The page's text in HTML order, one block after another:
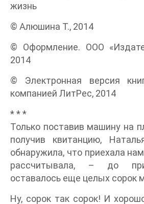
жизнь
© Алюшина Т., 2014
© Оформление. ООО
2014
© Электронная версия
компанией ЛитРес, 2014
* * *
Только поставив машину на
получив квитанцию,
обнаружила, что приехала
рассчитывала, – до
оставалось еще целых сорок
Ну, сорок так сорок! И